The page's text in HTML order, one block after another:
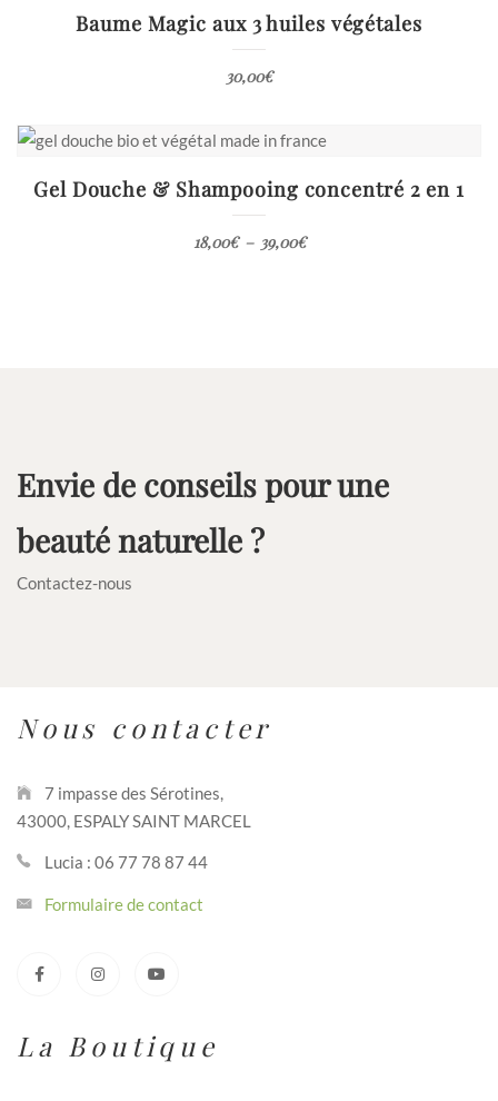
Baume Magic aux 3 huiles végétales
30,00€
Gel Douche & Shampooing concentré 2 en 1
18,00€ – 39,00€Plage
Envie de conseils pour une
beauté naturelle ?
Contactez-nous
Nous contacter
7 impasse des Sérotines,
43000, ESPALY SAINT MARCEL
Lucia : 06 77 78 87 44
Formulaire de contact
La Boutique